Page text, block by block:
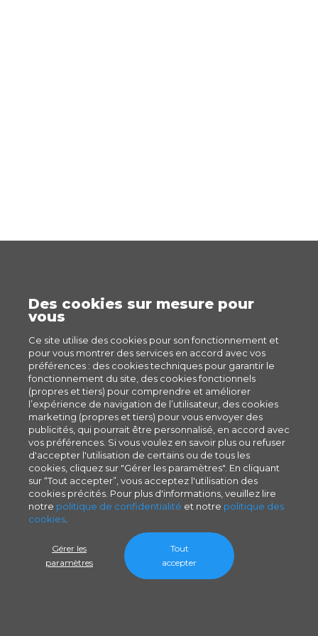
Des cookies sur mesure pour
vous
Ce site utilise des cookies pour son fonctionnement et
pour vous montrer des services en accord avec vos
préférences : des cookies techniques pour garantir le
fonctionnement du site, des cookies fonctionnels
(propres et tiers) pour comprendre et améliorer
l’expérience de navigation de l’utilisateur, des cookies
marketing (propres et tiers) pour vous envoyer des
publicités, qui pourrait être personnalisé, en accord avec
vos préférences. Si vous voulez en savoir plus ou refuser
d'accepter l'utilisation de certains ou de tous les
cookies, cliquez sur "Gérer les paramètres". En cliquant
sur “Tout accepter”, vous acceptez l'utilisation des
cookies précités. Pour plus d'informations, veuillez lire
notre politique de confidentialité et notre politique des
cookies
Gérer les
paramètres
Tout
accepter